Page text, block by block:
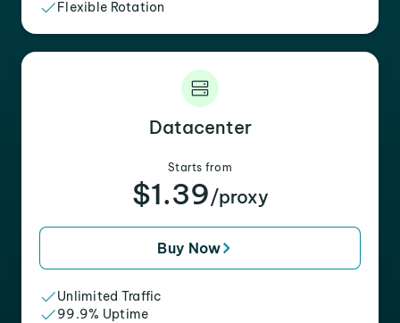
Flexible Rotation
Datacenter
Starts from
$1.39/proxy
Buy Now
Unlimited Traffic
99.9% Uptime